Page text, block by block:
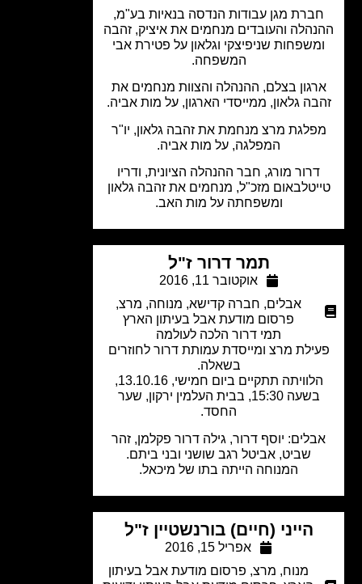
מגן עבודות הנדסה בנאיות בע"מ,
והעובדים מנחמים את איציק, זהבה
שניפיצקי וגלאון על פטירת אבי
המשפחה.
בצלם, ההנהלה והצוות מנחמים את
גלאון, ממייסדי הארגון, על מות אביה.
מרצ מנחמת את זהבה גלאון, יו"ר
המפלגה, על מות אביה.
דרור מורג, חבר ההנהלה הציונית, ודריו
מזכ"ל, מנחמים את זהבה גלאון
ומשפחתה על מות האב.
תמר דרור ז"ל
אוקטובר 11, 2016
אבלים
חברה קדישא,מנוחה, מרצ,
פרסום מודעת אבל בעיתון הארץ
תמי דרור הלכה לעולמה
מרצ ומייסדת עמותת דרור לחוזרים
בשאלה.
הלוויתה תתקיים ביום חמישי, 13.10.16,
בשעה 15:30, בבית העלמין ירקון, שער
יוסף דרור, גילה דרור פקלמן, זהר
שביט, אביטל רגב שושני ובני ביתם.
המנוחה הייתה בתו של מיכאל.
הייני (חיים) בורנשטיין ז"ל
אפריל 15, 2016
מרצ,פרסום מודעת אבל בעיתון